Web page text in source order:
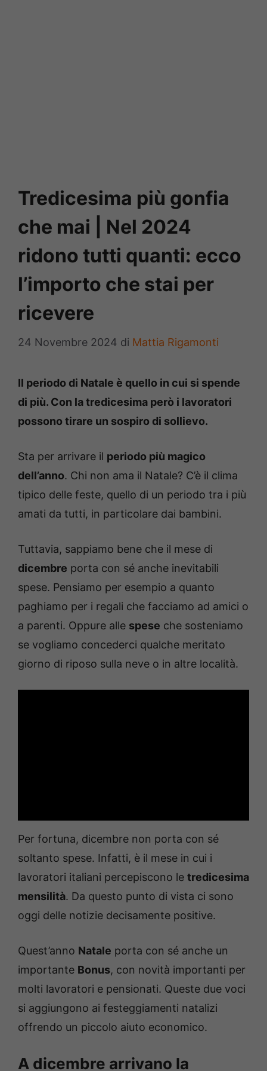
Tredicesima più gonfia
che mai | Nel 2024
ridono tutti quanti: ecco
l’importo che stai per
ricevere
24 Novembre 2024 di Mattia Rigamonti
Il periodo di Natale è quello in cui si spende
di più. Con la tredicesima però i lavoratori
possono tirare un sospiro di sollievo.
Sta per arrivare il periodo più magico
dell’anno. Chi non ama il Natale? C’è il clima
tipico delle feste, quello di un periodo tra i più
amati da tutti, in particolare dai bambini.
Tuttavia, sappiamo bene che il mese di
dicembre porta con sé anche inevitabili
spese. Pensiamo per esempio a quanto
paghiamo per i regali che facciamo ad amici o
a parenti. Oppure alle spese che sosteniamo
se vogliamo concederci qualche meritato
giorno di riposo sulla neve o in altre località.
Per fortuna, dicembre non porta con sé
soltanto spese. Infatti, è il mese in cui i
lavoratori italiani percepiscono le tredicesima
mensilità. Da questo punto di vista ci sono
oggi delle notizie decisamente positive.
Quest’anno Natale porta con sé anche un
importante Bonus, con novità importanti per
molti lavoratori e pensionati. Queste due voci
si aggiungono ai festeggiamenti natalizi
offrendo un piccolo aiuto economico.
A dicembre arrivano la